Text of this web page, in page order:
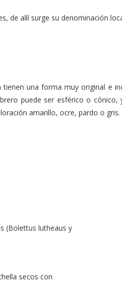
de allí surge su denominación
una forma muy original e
puede ser esférico o
amarillo, ocre, pardo o
(Bolettus lutheaus y
secos con